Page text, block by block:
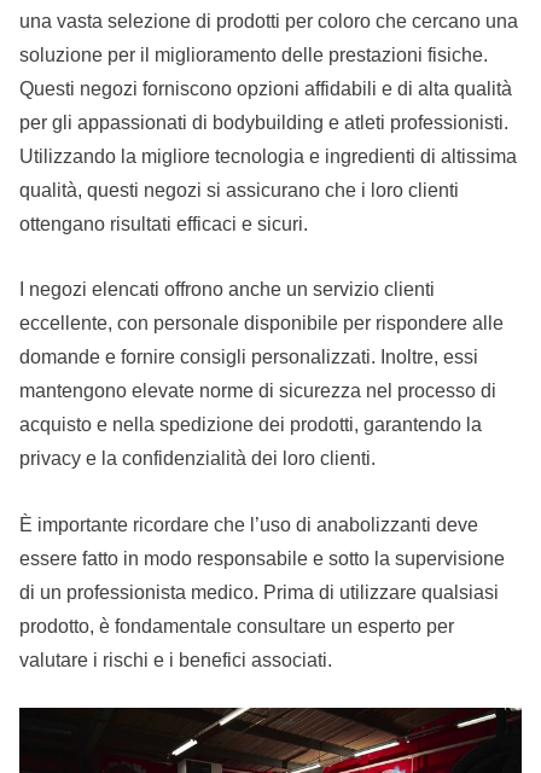
una vasta selezione di prodotti per coloro che cercano una
soluzione per il miglioramento delle prestazioni fisiche.
Questi negozi forniscono opzioni affidabili e di alta qualità
per gli appassionati di bodybuilding e atleti professionisti.
Utilizzando la migliore tecnologia e ingredienti di altissima
qualità, questi negozi si assicurano che i loro clienti
ottengano risultati efficaci e sicuri.
I negozi elencati offrono anche un servizio clienti
eccellente, con personale disponibile per rispondere alle
domande e fornire consigli personalizzati. Inoltre, essi
mantengono elevate norme di sicurezza nel processo di
acquisto e nella spedizione dei prodotti, garantendo la
privacy e la confidenzialità dei loro clienti.
È importante ricordare che l’uso di anabolizzanti deve
essere fatto in modo responsabile e sotto la supervisione
di un professionista medico. Prima di utilizzare qualsiasi
prodotto, è fondamentale consultare un esperto per
valutare i rischi e i benefici associati.